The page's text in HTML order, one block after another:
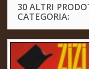
30 ALTRI
CATEGORIA: